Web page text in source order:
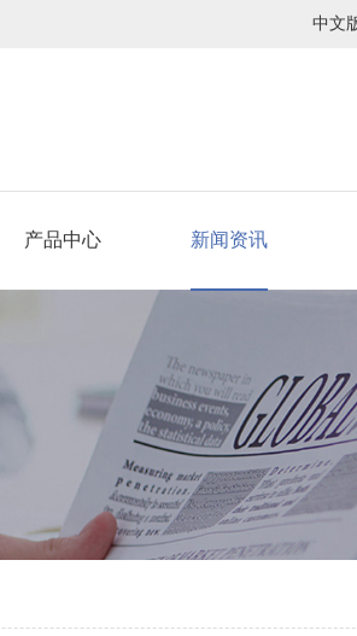
中文
产品中心 新闻资讯